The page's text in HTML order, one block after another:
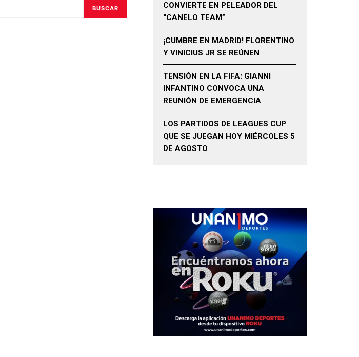
BUSCAR
CONVIERTE EN PELEADOR DEL
“CANELO TEAM”
¡CUMBRE EN MADRID! FLORENTINO
Y VINICIUS JR SE REÚNEN
TENSIÓN EN LA FIFA: GIANNI
INFANTINO CONVOCA UNA
REUNIÓN DE EMERGENCIA
LOS PARTIDOS DE LEAGUES CUP
QUE SE JUEGAN HOY MIÉRCOLES 5
DE AGOSTO